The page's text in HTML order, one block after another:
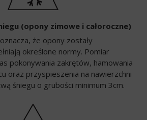
(opony zimowe i całoroczne)
że opony zostały
określone normy. Pomiar
pokonywania zakrętów, hamowania
oraz przyspieszenia na nawierzchni
śniegu o grubości minimum 3cm.